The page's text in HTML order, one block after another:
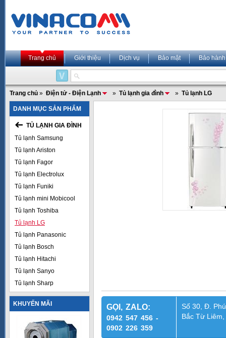
Trang chủ Giới thiệu Dịch vụ Bảo mật Bảo hành
Trang chủ » Điện tử - Điện Lạnh » Tủ lạnh gia đình » Tủ lạnh LG
DANH MỤC SẢN PHẨM
TỦ LẠNH GIA ĐÌNH
Tủ lạnh Samsung
Tủ lạnh Ariston
Tủ lạnh Fagor
Tủ lạnh Electrolux
Tủ lạnh Funiki
Tủ lạnh mini Mobicool
Tủ lạnh Toshiba
Tủ lạnh LG
Tủ lạnh Panasonic
Tủ lạnh Bosch
Tủ lạnh Hitachi
Tủ lạnh Sanyo
Tủ lạnh Sharp
KHUYẾN MÃI GỌI, ZALO:
0942 547 456 -
0902 226 359
Số 30, Đ.
Bắc Từ